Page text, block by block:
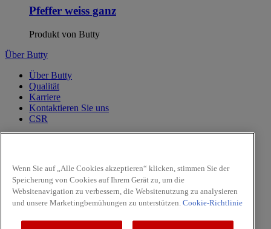
Pfeffer weiss ganz
Produkt von Butty
Über Butty
Über Butty
Qualität
Karriere
Kontaktieren Sie uns
CSR
Kräuter
Aromamühlen
Fleisch & Geflügel
Pilze
Facebook
Wenn Sie auf „Alle Cookies akzeptieren“ klicken, stimmen Sie der
Speicherung von Cookies auf Ihrem Gerät zu, um die
Websitenavigation zu verbessern, die Websitenutzung zu analysieren
und unsere Marketingbemühungen zu unterstützen. Cookie-Richtlinie